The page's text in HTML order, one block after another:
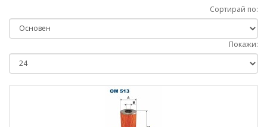
Сортирай по:
Покажи: